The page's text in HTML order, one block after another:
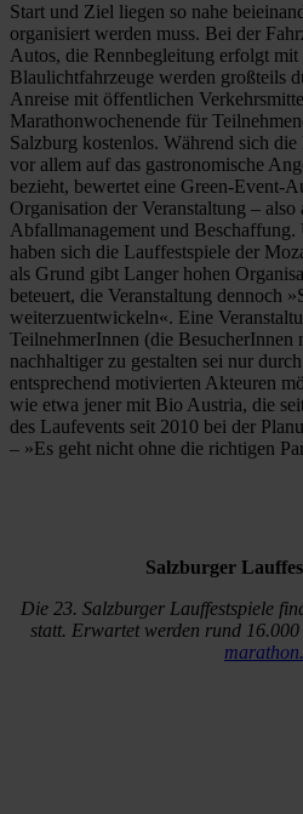
Start und Ziel liegen so nahe
organisiert werden muss. Bei der
Autos, die Rennbegleitung erfolgt
Blaulichtfahrzeuge werden großteils
Anreise mit öffentlichen
Marathonwochenende für
Salzburg kostenlos. Während sich
vor allem auf das gastronomische
bezieht, bewertet eine Green-Event-
Organisation der Veranstaltung –
Abfallmanagement und
haben sich die Lauffestspiele der
als Grund gibt Langer hohen
beteuert, die Veranstaltung dennoch
weiterzuentwickeln«. Eine
TeilnehmerInnen (die BesucherInnen
nachhaltiger zu gestalten sei nur
entsprechend motivierten Akteuren
wie etwa jener mit Bio Austria, die
des Laufevents seit 2010 bei der
– »Es geht nicht ohne die richtigen
Salzburger
Die 23. Salzburger Lauffestspiele
statt. Erwartet werden rund 16.000